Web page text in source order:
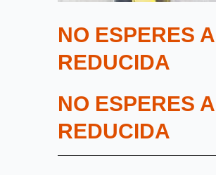
NO ESPERES
REDUCIDA
NO ESPERES
REDUCIDA